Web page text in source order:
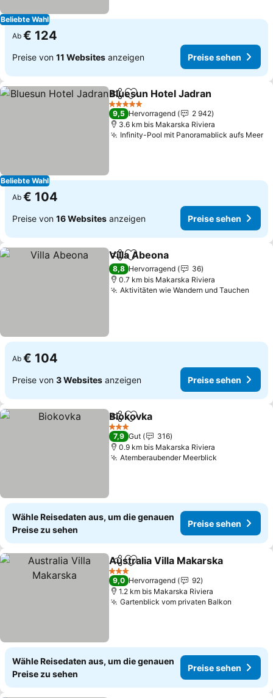
Beliebte Wahl
Ab € 124
Preise von 11 Websites anzeigen Preise sehen
Beliebte Wahl
TeilenZu Favoriten hinzufügen
Bluesun Hotel Jadran
5 Sterne
9,5 Hervorragend
2 942
3.6 km bis Makarska Riviera
Infinity-Pool mit Panoramablick aufs Meer
Ab € 104
Preise von 16 Websites anzeigen Preise sehen
TeilenZu Favoriten hinzufügen
Villa Abeona
8,8 Hervorragend
36
0.7 km bis Makarska Riviera
Aktivitäten wie Wandern und Tauchen
Ab € 104
Preise von 3 Websites anzeigen Preise sehen
TeilenZu Favoriten hinzufügen
Biokovka
3 Sterne
7,9 Gut
316
0.9 km bis Makarska Riviera
Atemberaubender Meerblick
Wähle Reisedaten aus, um die genauen
Preise zu sehen
Preise sehen
TeilenZu Favoriten hinzufügen
Australia Villa Makarska
3 Sterne
9,0 Hervorragend
92
1.2 km bis Makarska Riviera
Gartenblick vom privaten Balkon
Wähle Reisedaten aus, um die genauen
Preise zu sehen
Preise sehen